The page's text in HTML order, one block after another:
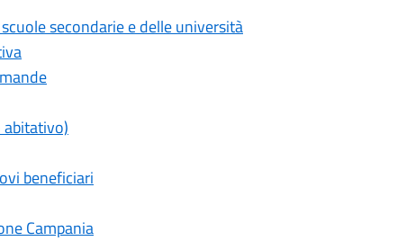
secondarie e delle università
beneficiari
Campania